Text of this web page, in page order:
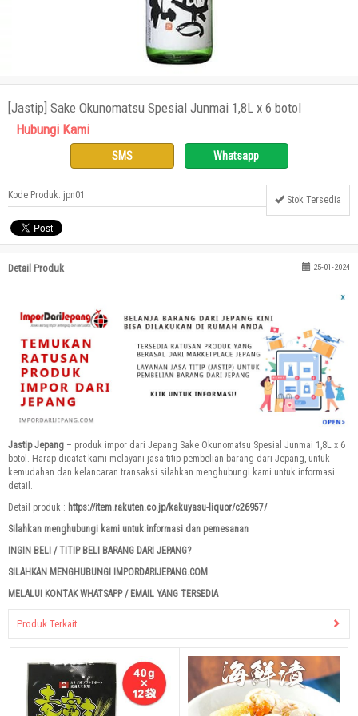
[Jastip] Sake Okunomatsu Spesial Junmai 1,8L x 6 botol
Hubungi Kami
SMS Whatsapp
Kode Produk: jpn01 Stok Tersedia
Detail Produk 25-01-2024
Jastip Jepang – produk impor dari Jepang Sake Okunomatsu Spesial Junmai 1,8L x 6
botol. Harap dicatat kami melayani jasa titip pembelian barang dari Jepang, untuk
kemudahan dan kelancaran transaksi silahkan menghubungi kami untuk informasi
detail.
Detail produk : https://item.rakuten.co.jp/kakuyasu-liquor/c26957/
Silahkan menghubungi kami untuk informasi dan pemesanan
INGIN BELI / TITIP BELI BARANG DARI JEPANG?
SILAHKAN MENGHUBUNGI IMPORDARIJEPANG.COM
MELALUI KONTAK WHATSAPP / EMAIL YANG TERSEDIA
Produk Terkait